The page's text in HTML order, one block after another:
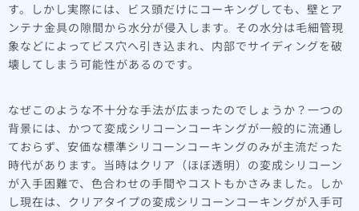
す。しかし実際には、ビス頭だけにコーキングしても、壁とア
ンテナ金具の隙間から水分が侵入します。その水分は毛細管現
象などによってビス穴へ引き込まれ、内部でサイディングを破
壊してしまう可能性があるのです。
なぜこのような不十分な手法が広まったのでしょうか？一つの
背景には、かつて変成シリコーンコーキングが一般的に流通し
ておらず、安価な標準シリコーンコーキングのみが主流だった
時代があります。当時はクリア（ほぼ透明）の変成シリコーン
が入手困難で、色合わせの手間やコストもかさみました。しか
し現在は、クリアタイプの変成シリコーンコーキングが入手可